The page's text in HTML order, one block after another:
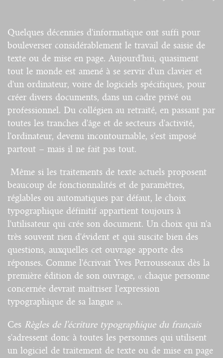
Quelques décennies d'informatique ont suffi pour
bouleverser considérablement le travail de saisie de
texte ou de mise en page. Aujourd'hui, quasiment
tout le monde est amené à se servir d'un clavier et
d'un ordinateur, voire de logiciels spécifiques, pour
créer divers documents, dans un cadre privé ou
professionnel. Du collégien au retraité, en passant par
toutes les tranches d'âge et de secteurs d'activité,
l'ordinateur, devenu incontournable, s'est imposé
partout – mais il ne fait pas tout.
Même si les traitements de texte actuels proposent
beaucoup de fonctionnalités et de paramètres,
réglables ou automatiques par défaut, le choix
typographique définitif appartient toujours à
l'utilisateur qui crée son document. Un choix qui n'a
très souvent rien d'évident et qui suscite bien des
questions, auxquelles cet ouvrage apporte des
réponses. Comme l'écrivait Yves Perrousseaux dès la
première édition de son ouvrage, « chaque personne
concernée devrait maîtriser l'expression
typographique de sa langue ».
Ces Règles de l'écriture typographique du français
s'adressent donc à toutes les personnes qui utilisent
un logiciel de traitement de texte ou de mise en page